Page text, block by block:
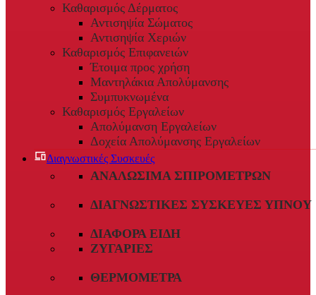
Καθαρισμός Δέρματος
Αντισηψία Σώματος
Αντισηψία Χεριών
Καθαρισμός Επιφανειών
Έτοιμα προς χρήση
Μαντηλάκια Απολύμανσης
Συμπυκνωμένα
Καθαρισμός Εργαλείων
Απολύμανση Εργαλείων
Δοχεία Απολύμανσης Εργαλείων
Διαγνωστικές Συσκευές
ΑΝΑΛΏΣΙΜΑ ΣΠΙΡΟΜΈΤΡΩΝ
ΔΙΑΓΝΩΣΤΙΚΈΣ ΣΥΣΚΕΥΈΣ ΎΠΝΟΥ
ΔΙΆΦΟΡΑ ΕΊΔΗ
ΖΥΓΑΡΙΈΣ
ΘΕΡΜΌΜΕΤΡΑ